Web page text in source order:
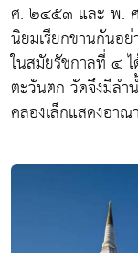
ศ. ๒๔๕๓ และ พ.
นิยมเรียกขานกันอ
ในสมัยรัชกาลที่ ๔
ตะวันตก วัดจึงมีล
คลองเล็กแสดงอา